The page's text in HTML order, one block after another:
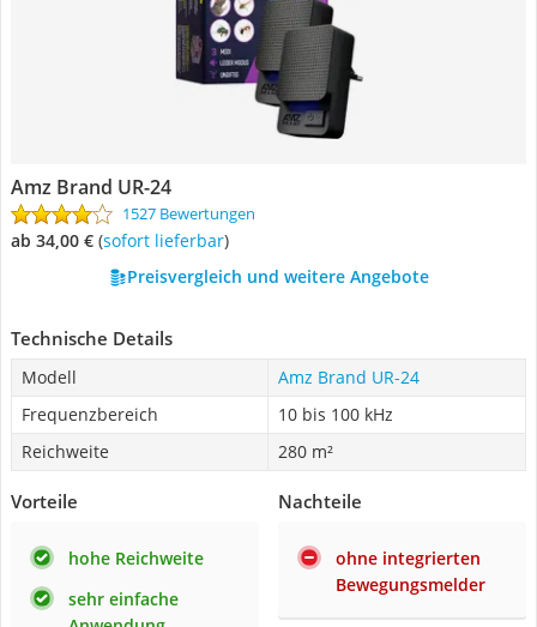
Amz Brand ‎UR-24
1527 Bewertungen
ab 34,00 € ( Sofort lieferbar)
Preisvergleich und weitere Angebote
Technische Details
Modell
Amz Brand ‎UR-24
Frequenzbereich
10 bis 100 kHz
Reichweite
280 m²
Vorteile
hohe Reichweite
sehr einfache
Nachteile
ohne integrierten
Bewegungsmelder